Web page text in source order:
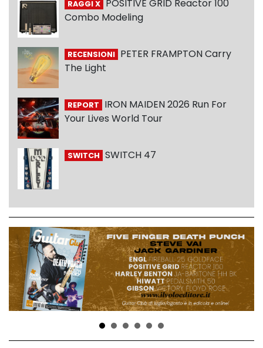
RAGGI X POSITIVE GRID Reactor 100
Combo Modeling
RECENSIONI PETER FRAMPTON Carry
The Light
REPORT
IRON MAIDEN 2026 Run For
Your Lives World Tour
SWITCH SWITCH 47